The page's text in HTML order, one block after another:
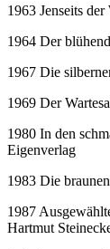
1963 Jenseits
1964 Der
1967 Die
1969 Der
1980 In den
Eigenverlag
1983 Die
1987
Hartmut